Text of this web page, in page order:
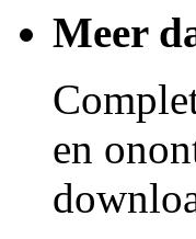
Meer
en